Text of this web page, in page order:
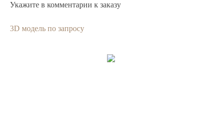
Укажите в комментарии к заказу
3D модель по запросу